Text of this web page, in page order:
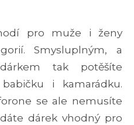
pro muže i ženy
Smysluplným, a
tak potěšíte
i kamarádku.
se ale nemusíte
dárek vhodný pro